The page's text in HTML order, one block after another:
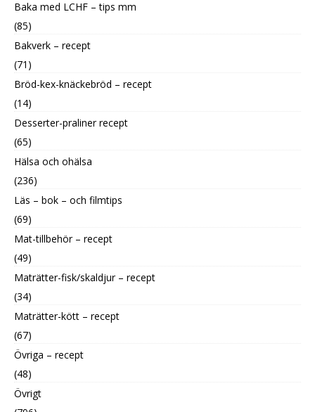
Baka med LCHF – tips mm
(85)
Bakverk – recept
(71)
Bröd-kex-knäckebröd – recept
(14)
Desserter-praliner recept
(65)
Hälsa och ohälsa
(236)
Läs – bok – och filmtips
(69)
Mat-tillbehör – recept
(49)
Maträtter-fisk/skaldjur – recept
(34)
Maträtter-kött – recept
(67)
Övriga – recept
(48)
Övrigt